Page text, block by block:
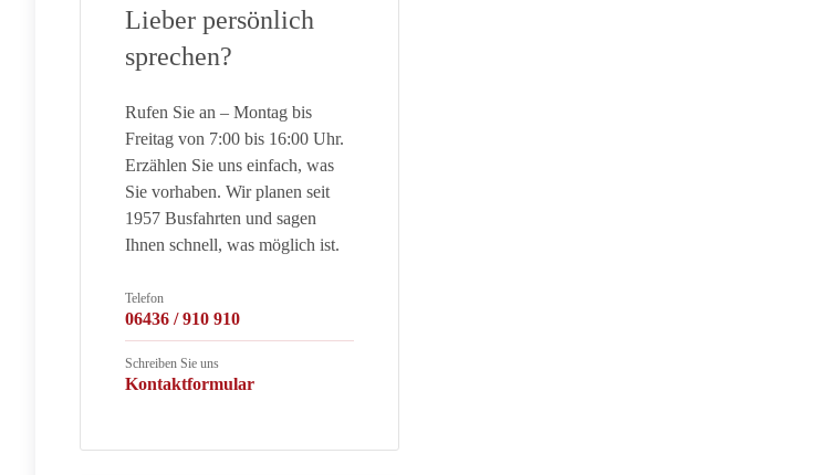
Lieber persönlich
sprechen?
Rufen Sie an – Montag bis
Freitag von 7:00 bis 16:00 Uhr.
Erzählen Sie uns einfach, was
Sie vorhaben. Wir planen seit
1957 Busfahrten und sagen
Ihnen schnell, was möglich ist.
Telefon
06436 / 910 910
Schreiben Sie uns
Kontaktformular